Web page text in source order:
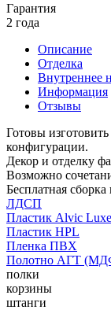
Гарантия
2 года
Описание
Отделка
Внутреннее
Информация
Отзывы
Готовы
конфигурации.
Декор и отделку
Возможно
Бесплатная
ЛДСП
Пластик Alvic Luxe
Пластик HPL
Пленка ПВХ
Полотно АГТ
полки
корзины
штанги